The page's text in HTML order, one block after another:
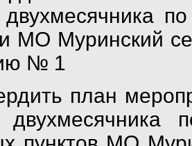
двухмесячника
МО Муринский
№ 1
план
двухмесячника